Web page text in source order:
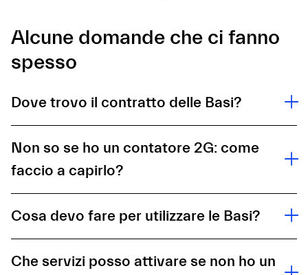
Alcune domande che ci fanno
spesso
Dove trovo il contratto delle Basi?
Non so se ho un contatore 2G: come
faccio a capirlo?
Cosa devo fare per utilizzare le Basi?
Che servizi posso attivare se non ho un